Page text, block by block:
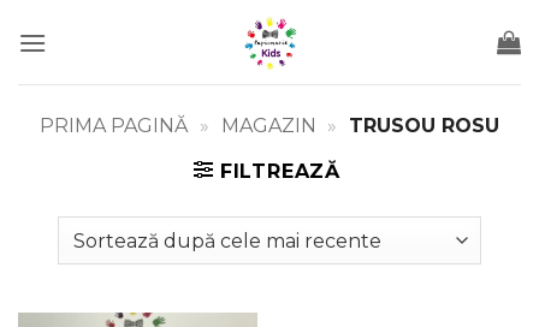
PRIMA PAGINĂ » MAGAZIN »
TRUSOU ROSU
FILTREAZĂ